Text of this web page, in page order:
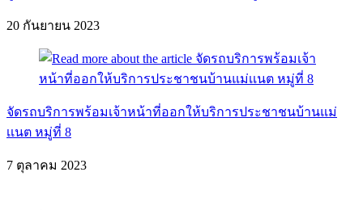
20 กันยายน 2023
จัดรถบริการพร้อมเจ้าหน้าที่ออกให้บริการประชาชนบ้านแม่
เเนต หมู่ที่ 8
7 ตุลาคม 2023